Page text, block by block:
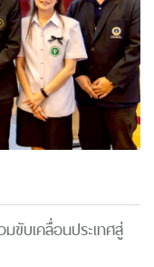
ขับเคลื่อนประเทศสู่